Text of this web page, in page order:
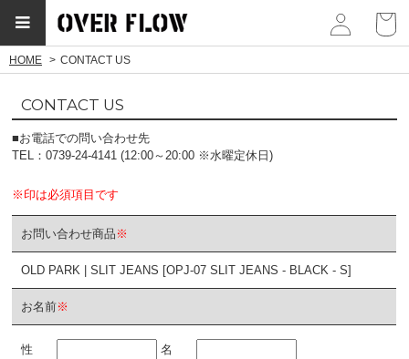
HOME CONTACT US
CONTACT US
■お電話での問い合わせ先
TEL：0739-24-4141 (12:00～20:00 ※水曜定休日)
※印は必須項目です
お問い合わせ商品 ※
OLD PARK | SLIT JEANS [OPJ-07 SLIT JEANS - BLACK - S]
お名前※
性 名